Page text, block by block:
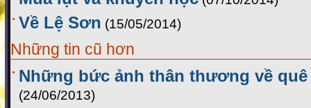
Về Lệ Sơn (15/05/2014)
Những tin cũ hơn
Những bức ảnh thân thương về
(24/06/2013)